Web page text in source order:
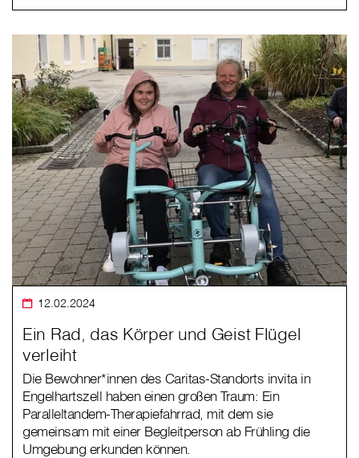
12.02.2024
Ein Rad, das Körper und Geist Flügel
verleiht
Die Bewohner*innen des Caritas-Standorts invita in
Engelhartszell haben einen großen Traum: Ein
Paralleltandem-Therapiefahrrad, mit dem sie
gemeinsam mit einer Begleitperson ab Frühling die
Umgebung erkunden können.